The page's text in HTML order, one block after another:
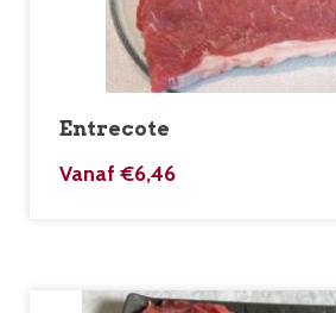
Entrecote
Vanaf €6,46